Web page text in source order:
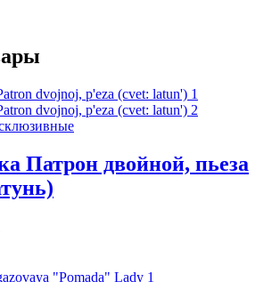
Патрон двойной, пьеза